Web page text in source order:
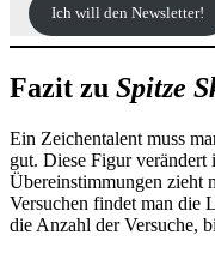
Ich will den Newsletter!
Fazit zu Spitze
Ein Zeichentalent muss
gut. Diese Figur
Übereinstimmungen zieht
Versuchen findet man die
die Anzahl der Versuche,